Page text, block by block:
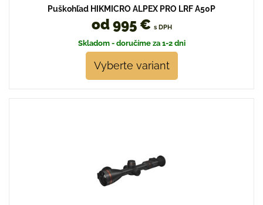
Puškohľad HIKMICRO ALPEX PRO LRF A50P
od 995 € s DPH
Skladom - doručíme za 1-2 dni
Vyberte variant